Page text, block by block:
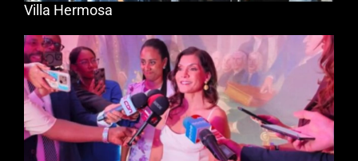
Villa Hermosa